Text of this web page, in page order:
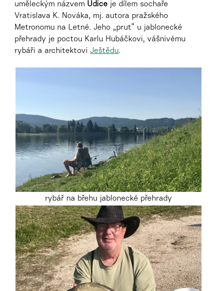
uměleckým názvem Udice je dílem sochaře
Vratislava K. Nováka, mj. autora pražského
Metronomu na Letné. Jeho „prut“ u jablonecké
přehrady je poctou Karlu Hubáčkovi, vášnivému
rybáři a architektovi Ještědu.
rybář na břehu jablonecké přehrady